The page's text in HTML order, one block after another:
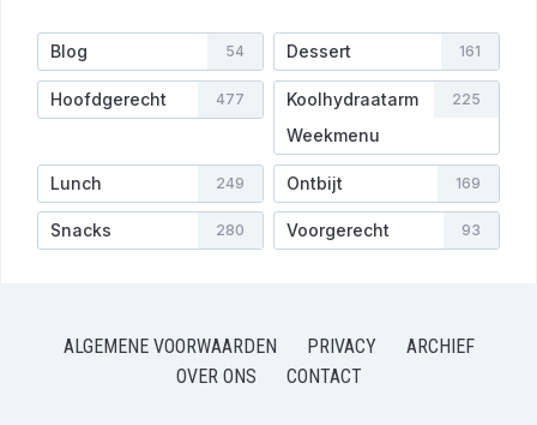
Blog 54 Dessert 161
Hoofdgerecht 477
Koolhydraatarm
Weekmenu
225
Lunch 249 Ontbijt 169
Snacks 280 Voorgerecht 93
ALGEMENE VOORWAARDEN PRIVACY
ARCHIEF
OVER ONS
CONTACT